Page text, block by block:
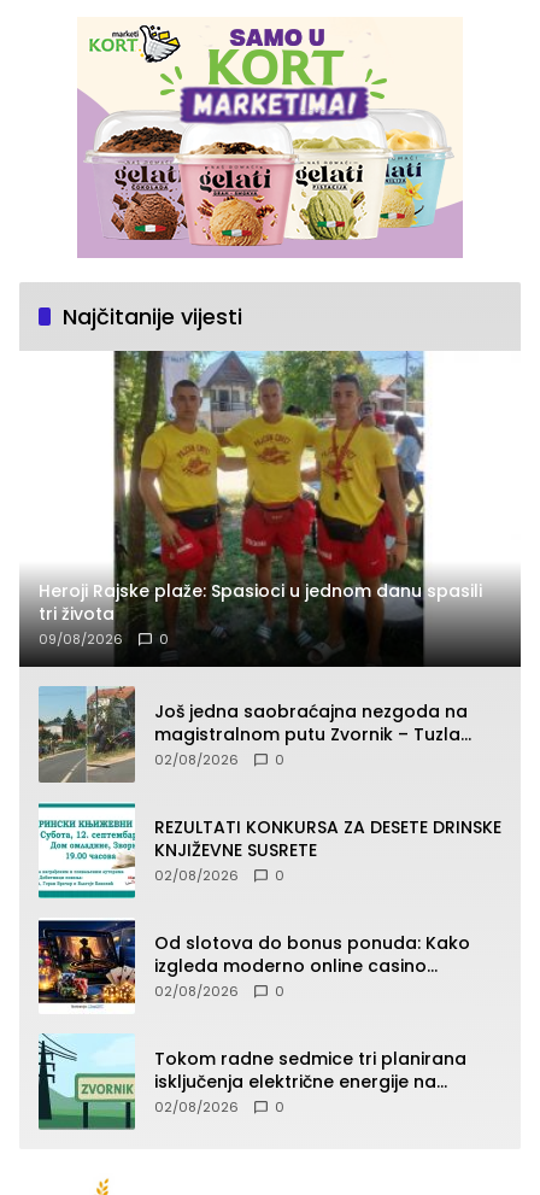
Najčitanije vijesti
Heroji Rajske plaže: Spasioci u jednom danu spasili
tri života
09/08/2026 0
Još jedna saobraćajna nezgoda na
magistralnom putu Zvornik – Tuzla
(FOTO)
02/08/2026 0
REZULTATI KONKURSA ZA DESETE DRINSKE
KNJIŽEVNE SUSRETE
02/08/2026 0
Od slotova do bonus ponuda: Kako
izgleda moderno online casino
iskustvo
02/08/2026 0
Tokom radne sedmice tri planirana
isključenja električne energije na
području TJ Zvornik
02/08/2026 0